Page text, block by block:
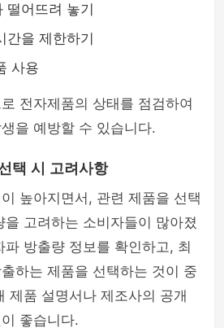
떨어뜨려 놓기
간을 제한하기
사용
전자제품의 상태를 점검하여
을 예방할 수 있습니다.
택 시 고려사항
높아지면서, 관련 제품을 선택
고려하는 소비자들이 많아졌
방출량 정보를 확인하고, 최
하는 제품을 선택하는 것이 중
제품 설명서나 제조사의 공개
좋습니다.